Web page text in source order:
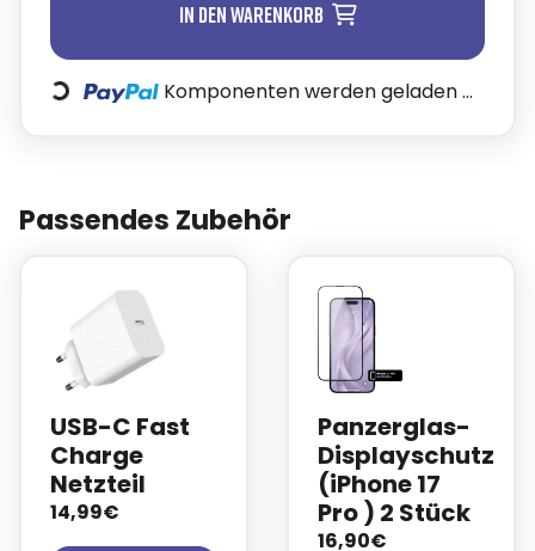
In den Warenkorb
Loading... Komponenten werden geladen ...
Passendes Zubehör
USB-C Fast
Charge
Netzteil
14,99€
Panzerglas-
Displayschutz
(iPhone 17
Pro ) 2 Stück
16,90€